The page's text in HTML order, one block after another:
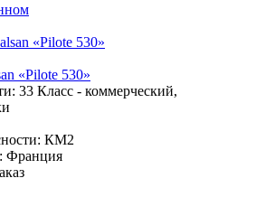
«Pilote 530»
33 Класс - коммерческий,
КМ2
Франция